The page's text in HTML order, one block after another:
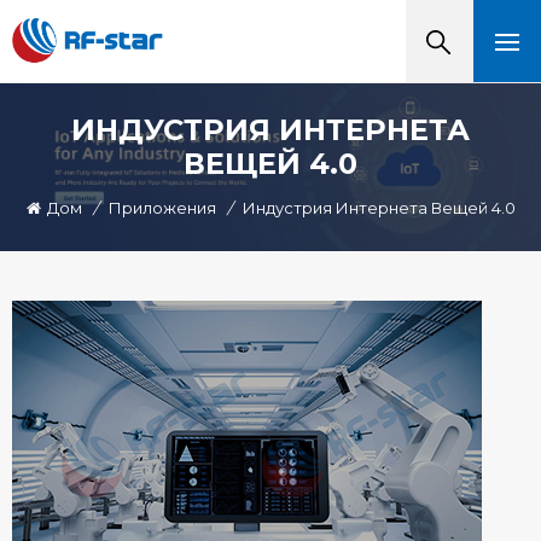
ИНДУСТРИЯ ИНТЕРНЕТА
ВЕЩЕЙ 4.0
Дом / Приложения / Индустрия Интернета Вещей 4.0